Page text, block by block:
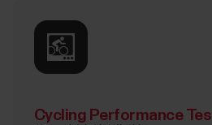
Cycling Performance